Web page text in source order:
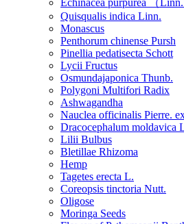
Echinacea purpurea （
Quisqualis indica Linn.
Monascus
Penthorum chinense Pursh
Pinellia pedatisecta Schott
Lycii Fructus
Osmundajaponica Thunb.
Polygoni Multifori Radix
Ashwagandha
Nauclea officinalis Pierre.
Dracocephalum moldavica
Lilii Bulbus
Bletillae Rhizoma
Hemp
Tagetes erecta L.
Coreopsis tinctoria Nutt.
Oligose
Moringa Seeds